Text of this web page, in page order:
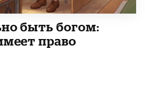
быть богом:
право